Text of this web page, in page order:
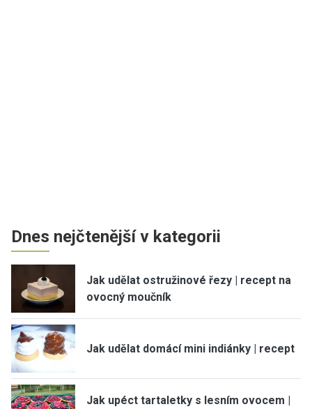
Dnes nejčtenější v kategorii
Jak udělat ostružinové řezy | recept na
ovocný moučník
Jak udělat domácí mini indiánky | recept
Jak upéct tartaletky s lesním ovocem |